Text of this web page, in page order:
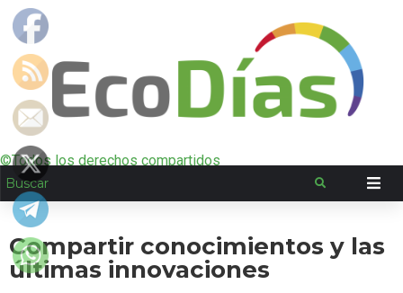
©Todos los derechos compartidos
Compartir conocimientos y las
últimas innovaciones